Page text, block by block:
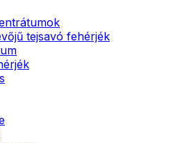
tejsavó fehérjék